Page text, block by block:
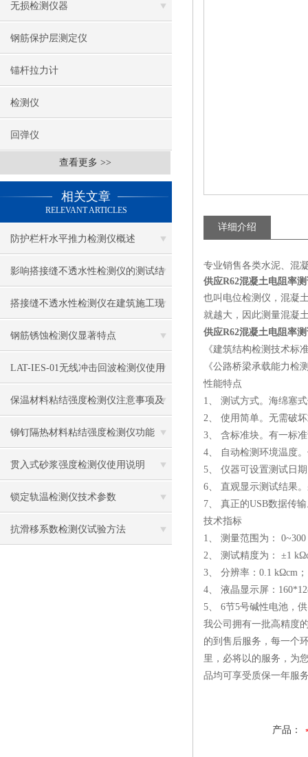
无损检测仪器
钢筋保护层测定仪
锚杆拉力计
检测仪
回弹仪
查看更多 >>
相关文章
RELEVANT ARTICLES
防护栏杆水平推力检测仪概述
影响搭接缝不透水性检测仪的测试结
果的因素有哪些？
搭接缝不透水性检测仪在建筑施工现
场中的应用
钢筋锈蚀检测仪显著特点
LAT-IES-01无线冲击回波检测仪使用
操作方法
保温材料粘结强度检测仪注意事项及
保养
铆钉隔热材料粘结强度检测仪功能
贯入式砂浆强度检测仪使用说明
锁定轨温检测仪技术参数
抗滑移系数检测仪试验方法
详细介绍
专业销售各类水泥、混
供应R62混凝土电阻率
也叫电位检测仪，混凝
就越大，因此测量混凝
供应R62混凝土电阻率
《建筑结构检测技术标
《公路桥梁承载能力检
性能特点
1、 测试方式。海绵塞
2、 使用简单。无需破
3、 含标准块。有一标
4、 自动检测环境温度
5、 仪器可设置测试日
6、 直观显示测试结果
7、 真正的USB数据传
技术指标
1、 测量范围为：
2、 测试精度为： ±1
3、 分辨率：0.1 kΩcm；
4、 液晶显示屏：
5、 6节5号碱性电池，
我公司拥有一批高精度
的到售后服务，每一个
里，必将以的服务，为
品均可享受质保一年服
产品：